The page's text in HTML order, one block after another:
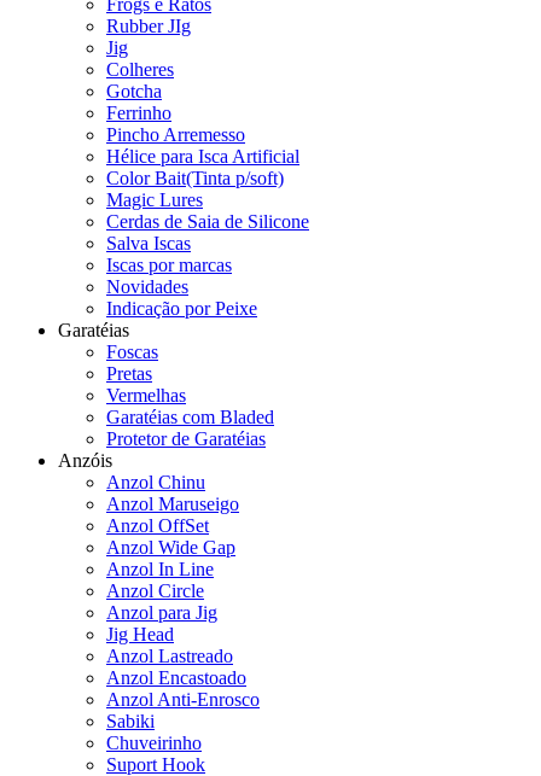
Frogs e Ratos
Rubber JIg
Jig
Colheres
Gotcha
Ferrinho
Pincho Arremesso
Hélice para Isca Artificial
Color Bait(Tinta p/soft)
Magic Lures
Cerdas de Saia de Silicone
Salva Iscas
Iscas por marcas
Novidades
Indicação por Peixe
Garatéias
Foscas
Pretas
Vermelhas
Garatéias com Bladed
Protetor de Garatéias
Anzóis
Anzol Chinu
Anzol Maruseigo
Anzol OffSet
Anzol Wide Gap
Anzol In Line
Anzol Circle
Anzol para Jig
Jig Head
Anzol Lastreado
Anzol Encastoado
Anzol Anti-Enrosco
Sabiki
Chuveirinho
Suport Hook